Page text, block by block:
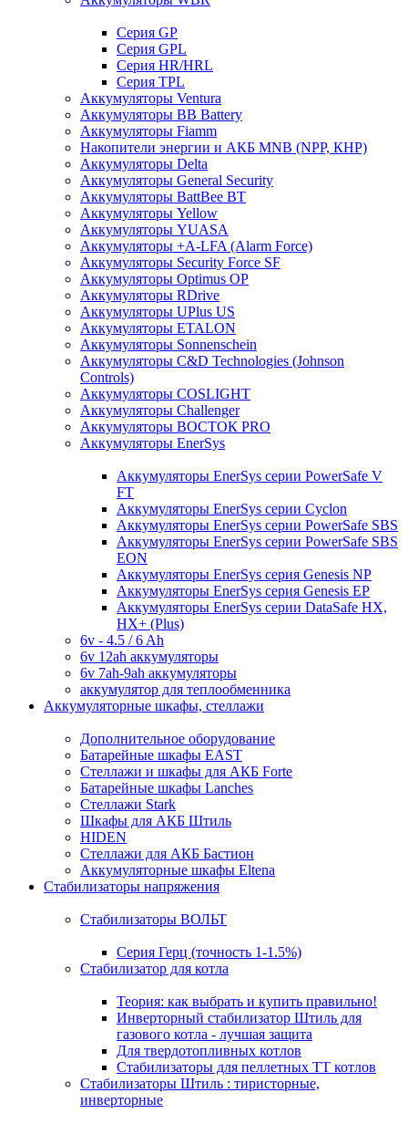
Cерия GP
Серия GPL
Серия HR/HRL
Серия TPL
Аккумуляторы Ventura
Аккумуляторы BB Battery
Аккумуляторы Fiamm
Накопители энергии и АКБ MNB (NPP, КНР)
Аккумуляторы Delta
Аккумуляторы General Security
Аккумуляторы BattBee BT
Аккумуляторы Yellow
Аккумуляторы YUASA
Аккумуляторы +A-LFA (Alarm Force)
Аккумуляторы Security Force SF
Аккумуляторы Optimus OP
Аккумуляторы RDrive
Аккумуляторы UPlus US
Аккумуляторы ETALON
Аккумуляторы Sonnenschein
Аккумуляторы С&D Technologies (Johnson
Controls)
Аккумуляторы COSLIGHT
Аккумуляторы Challenger
Аккумуляторы ВОСТОК PRO
Аккумуляторы EnerSys
Аккумуляторы EnerSys серии PowerSafe V
FT
Аккумуляторы EnerSys серии Cyclon
Аккумуляторы EnerSys серии PowerSafe SBS
Аккумуляторы EnerSys серии PowerSafe SBS
EON
Аккумуляторы EnerSys серия Genesis NP
Аккумуляторы EnerSys серия Genesis EP
Аккумуляторы EnerSys серии DataSafe HX,
HX+ (Plus)
6v - 4.5 / 6 Ah
6v 12ah аккумуляторы
6v 7ah-9ah аккумуляторы
аккумулятор для теплообменника
Аккумуляторные шкафы, стеллажи
Дополнительное оборудование
Батарейные шкафы EAST
Стеллажи и шкафы для АКБ Forte
Батарейные шкафы Lanches
Стеллажи Stark
Шкафы для АКБ Штиль
HIDEN
Стеллажи для АКБ Бастион
Аккумуляторные шкафы Eltena
Стабилизаторы напряжения
Стабилизаторы ВОЛЬТ
Серия Герц (точность 1-1.5%)
Стабилизатор для котла
Теория: как выбрать и купить правильно!
Инверторный стабилизатор Штиль для
газового котла - лучшая защита
Для твердотопливных котлов
Стабилизаторы для пеллетных ТТ котлов
Стабилизаторы Штиль : тиристорные,
инверторные